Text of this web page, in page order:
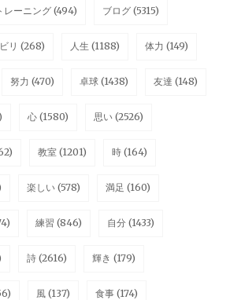
レーニング(494) ブログ (5315)
リ (268) 人生 (1188) 体力 (149)
努力 (470) 卓球 (1438) 友達 (148)
心 (1580) 思い (2526)
教室 (1201) 時 (164)
楽しい (578) 満足 (160)
練習 (846) 自分 (1433)
詩 (2616) 輝き (179)
風 (137) 食事 (174)